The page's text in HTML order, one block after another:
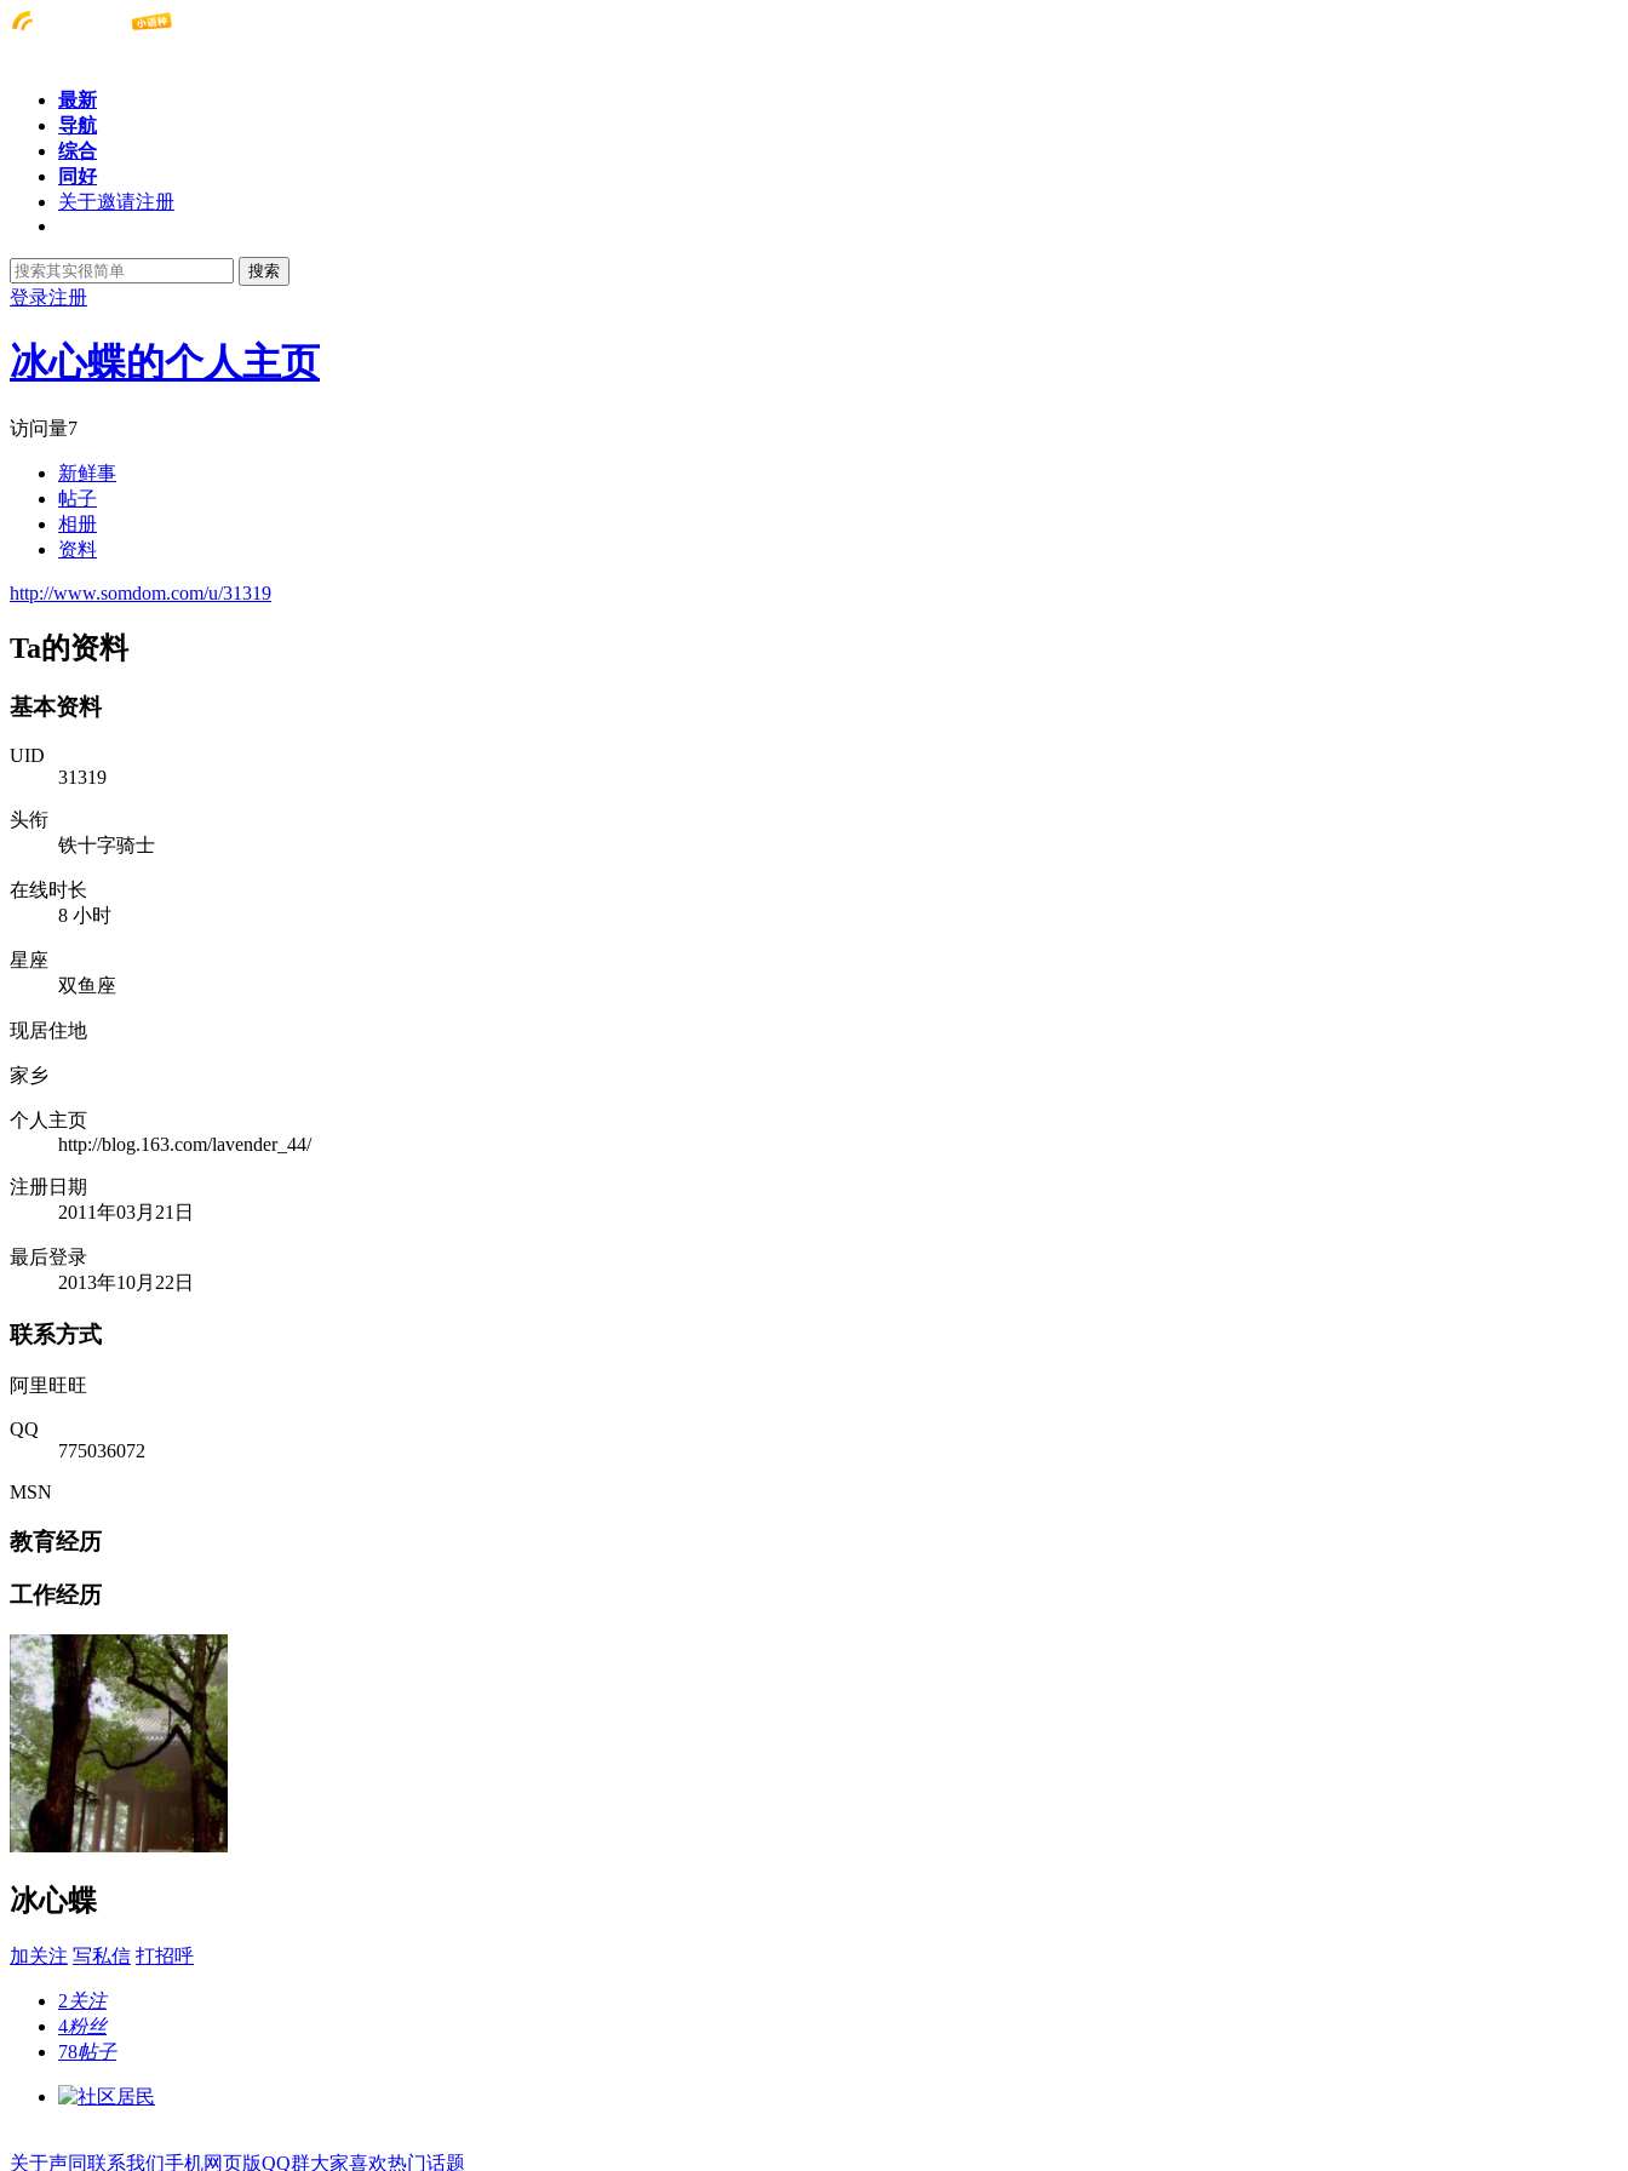
最新
导航
综合
同好
关于邀请注册
搜索
登录注册
冰心蝶的个人主页
访问量7
新鲜事
帖子
相册
资料
http://www.somdom.com/u/31319
Ta的资料
基本资料
UID
31319
头衔
铁十字骑士
在线时长
8 小时
星座
双鱼座
现居住地
家乡
个人主页
http://blog.163.com/lavender_44/
注册日期
2011年03月21日
最后登录
2013年10月22日
联系方式
阿里旺旺
QQ
775036072
MSN
教育经历
工作经历
冰心蝶
加关注 写私信 打招呼
2关注
4粉丝
78帖子
关于声同联系我们手机网页版QQ群大家喜欢热门话题